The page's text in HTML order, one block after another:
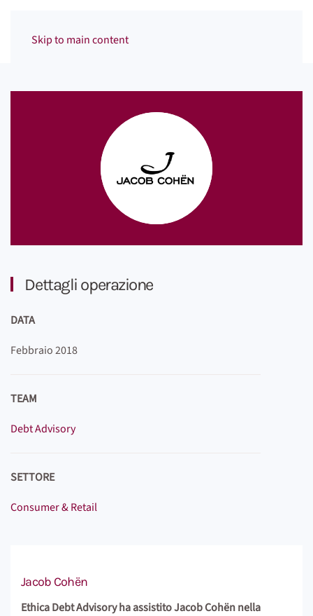
Skip to main content
Dettagli operazione
DATA
Febbraio 2018
TEAM
Debt Advisory
SETTORE
Consumer & Retail
Jacob Cohën
Ethica Debt Advisory ha assistito Jacob Cohën nella